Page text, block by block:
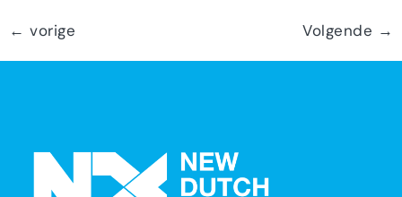
← vorige Volgende →